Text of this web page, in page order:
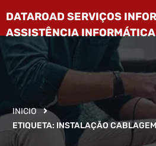
INICIO
ETIQUETA: INSTALAÇÃO